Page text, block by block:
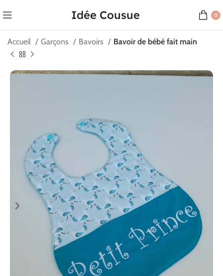
Idée Cousue 0
Accueil Garçons Bavoirs Bavoir de bébé fait main